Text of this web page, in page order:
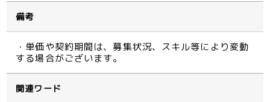
備考
・単価や契約期間は、募集状況、スキル等により変動
する場合がございます。
関連ワード